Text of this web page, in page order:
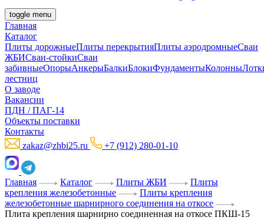
toggle menu
Главная
Каталог
Плиты дорожныеПлиты перекрытияПлиты аэродромныеСваи
ЖБИСваи-стойкиСваи
забивныеОпорыАнкерыБалкиБлокиФундаментыКолонны
лестниц
О заводе
Вакансии
ПДН / ПАГ-14
Объекты поставки
Контакты
zakaz@zhbi25.ru
+7 (912) 280-01-10
Главная Каталог Плиты ЖБИ
Плиты
крепления железобетонные
Плиты крепления
железобетонные шарнирного соединения на откосе
Плита крепления шарнирно соединенная на откосе ПКШ-15